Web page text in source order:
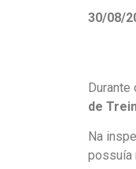
30/08/
Durante
de
Na
possuía